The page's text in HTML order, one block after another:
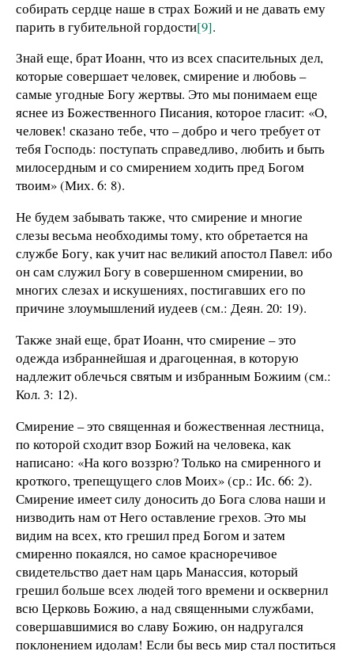
собирать сердце наше в страх Божий и не давать ему
парить в губительной гордости[9].
Знай еще, брат Иоанн, что из всех спасительных дел,
которые совершает человек, смирение и любовь –
самые угодные Богу жертвы. Это мы понимаем еще
яснее из Божественного Писания, которое гласит: «О,
человек! сказано тебе, что – добро и чего требует от
тебя Господь: поступать справедливо, любить и быть
милосердным и со смирением ходить пред Богом
твоим» (Мих. 6: 8).
Не будем забывать также, что смирение и многие
слезы весьма необходимы тому, кто обретается на
службе Богу, как учит нас великий апостол Павел: ибо
он сам служил Богу в совершенном смирении, во
многих слезах и искушениях, постигавших его по
причине злоумышлений иудеев (см.: Деян. 20: 19).
Также знай еще, брат Иоанн, что смирение – это
одежда избраннейшая и драгоценная, в которую
надлежит облечься святым и избранным Божиим (см.:
Кол. 3: 12).
Смирение – это священная и божественная лестница,
по которой сходит взор Божий на человека, как
написано: «На кого воззрю? Только на смиренного и
кроткого, трепещущего слов Моих» (ср.: Ис. 66: 2).
Смирение имеет силу доносить до Бога слова наши и
низводить нам от Него оставление грехов. Это мы
видим на всех, кто грешил пред Богом и затем
смиренно покаялся, но самое красноречивое
свидетельство дает нам царь Манассия, который
грешил больше всех людей того времени и осквернил
всю Церковь Божию, а над священными службами,
совершавшимися во славу Божию, он надругался
поклонением идолам! Если бы весь мир стал поститься